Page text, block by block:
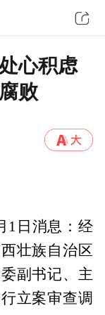
心积虑
败
1日消息：经
壮族自治区
副书记、主
立案审查调